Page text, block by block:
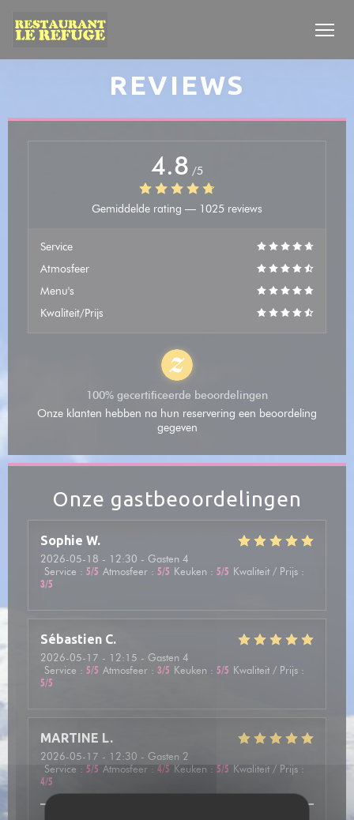
REVIEWS
Onze gastbeoordelingen
Sophie W
2026-05-18 - 12:30 - Gasten 4
Service : 5/5 Atmosfeer : 5/5 Keuken : 5/5 Kwaliteit / Prijs :
3/5
Sébastien C
2026-05-17 - 12:15 - Gasten 4
Service : 5/5 Atmosfeer : 3/5 Keuken : 5/5 Kwaliteit / Prijs :
5/5
MARTINE L
2026-05-17 - 12:30 - Gasten 2
Service : 5/5 Atmosfeer : 4/5 Keuken : 5/5 Kwaliteit / Prijs :
4/5
4.8 /5
Gemiddelde rating — 1025 reviews
Service
Atmosfeer
Menu's
Kwaliteit/Prijs
100% gecertificeerde beoordelingen
Onze klanten hebben na hun reservering een beoordeling
gegeven